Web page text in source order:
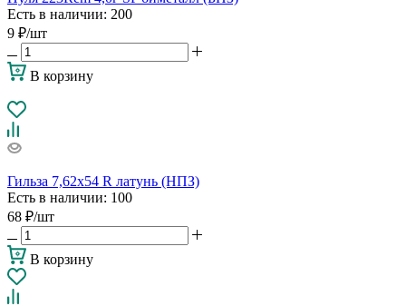
Есть в наличии: 200
9 ₽/шт
В корзину
Гильза 7,62х54 R латунь (НПЗ)
Есть в наличии: 100
68 ₽/шт
В корзину